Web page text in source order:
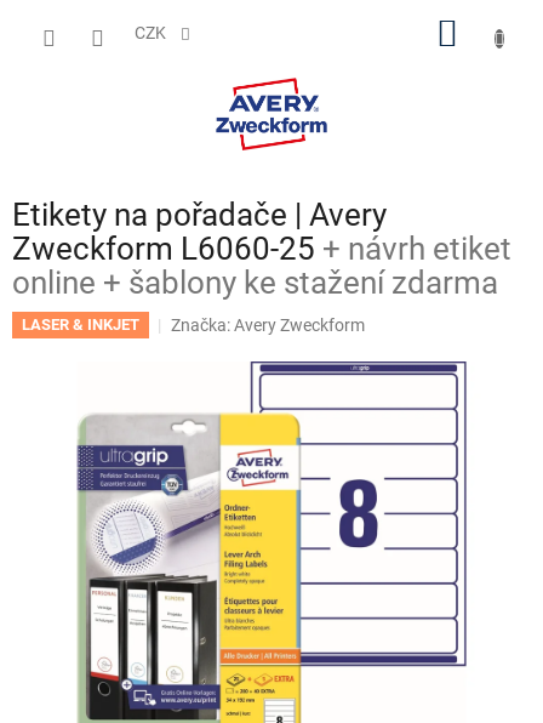
CZK
Etikety na pořadače | Avery
Zweckform L6060-25 + návrh etiket
online + šablony ke stažení zdarma
LASER & INKJET Značka:Avery Zweckform